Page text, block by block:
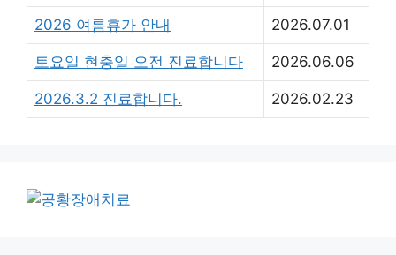
2026 여름휴가 안내 2026.07.01
토요일 현충일 오전 진료합니다 2026.06.06
2026.3.2 진료합니다. 2026.02.23